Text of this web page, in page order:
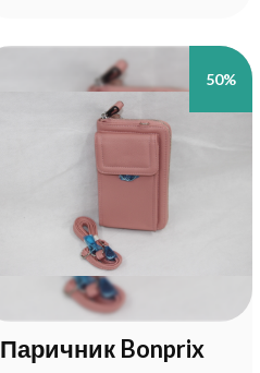
50%
Паричник Bonprix